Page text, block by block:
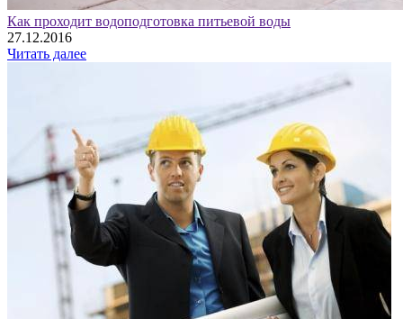
Как проходит водоподготовка питьевой воды
27.12.2016
Читать далее